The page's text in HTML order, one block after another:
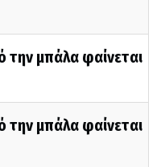
την μπάλα φαίνεται
την μπάλα φαίνεται